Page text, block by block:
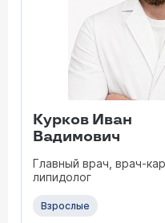
Курков Иван
Вадимович
Главный врач, врач-
липидолог
Взрослые